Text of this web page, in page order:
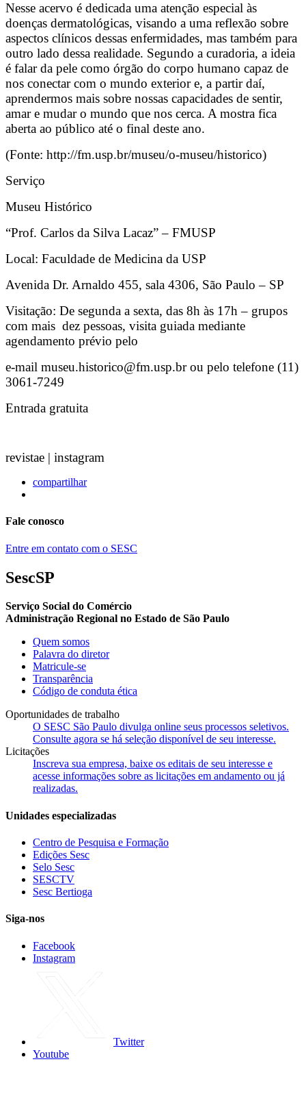
Nesse acervo é dedicada uma atenção especial às
doenças dermatológicas, visando a uma reflexão sobre
aspectos clínicos dessas enfermidades, mas também para
outro lado dessa realidade. Segundo a curadoria, a ideia
é falar da pele como órgão do corpo humano capaz de
nos conectar com o mundo exterior e, a partir daí,
aprendermos mais sobre nossas capacidades de sentir,
amar e mudar o mundo que nos cerca. A mostra fica
aberta ao público até o final deste ano.
(Fonte: http://fm.usp.br/museu/o-museu/historico)
Serviço
Museu Histórico
“Prof. Carlos da Silva Lacaz” – FMUSP
Local: Faculdade de Medicina da USP
Avenida Dr. Arnaldo 455, sala 4306, São Paulo – SP
Visitação: De segunda a sexta, das 8h às 17h – grupos
com mais dez pessoas, visita guiada mediante
agendamento prévio pelo
e-mail museu.historico@fm.usp.br ou pelo telefone (11)
3061-7249
Entrada gratuita
revistae | instagram
compartilhar
Fale conosco
Entre em contato com o SESC
SescSP
Serviço Social do Comércio
Administração Regional no Estado de São Paulo
Quem somos
Palavra do diretor
Matricule-se
Transparência
Código de conduta ética
Oportunidades de trabalho
O SESC São Paulo divulga online seus processos seletivos.
Consulte agora se há seleção disponível de seu interesse.
Licitações
Inscreva sua empresa, baixe os editais de seu interesse e
acesse informações sobre as licitações em andamento ou já
realizadas.
Unidades especializadas
Centro de Pesquisa e Formação
Edições Sesc
Selo Sesc
SESCTV
Sesc Bertioga
Siga-nos
Facebook
Instagram
Twitter
Youtube